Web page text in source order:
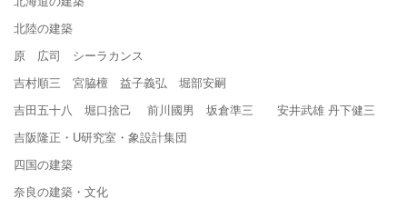
北陸の建築
原 広司 シーラカンス
吉村順三 宮脇檀 益子義弘 堀部安嗣
吉田五十八 堀口捨己 前川國男 坂倉準三 安井武雄 丹下健三
吉阪隆正・U研究室・象設計集団
四国の建築
奈良の建築・文化